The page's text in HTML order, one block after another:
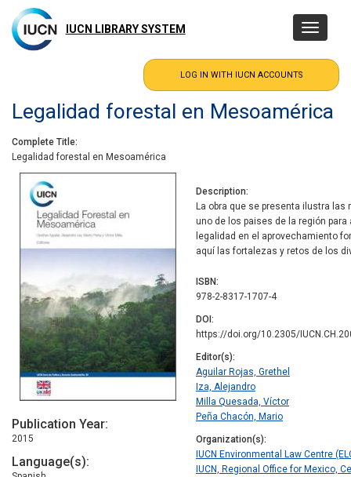
main
content
IUCN LIBRARY SYSTEM
Toggle
Legalidad forestal en Mesoamérica
Complete Title
Legalidad forestal en Mesoamérica
Publication Year
2015
Language(s)
Description
La obra que se presenta ilustra
uno de los paises de la región
legalidad en el aprovechamiento
aquí las fortalezas y retos de los
ISBN
978-2-8317-1707-4
DOI
https://doi.org/10.2305/
Editor(s)
Aguilar Rojas, Grethel
Iza, Alejandro
Milla Quesada, Víctor
Peña Chacón, Mario
Organization(s)
IUCN Environmental Law Centre
IUCN, Regional Office for Mexico,